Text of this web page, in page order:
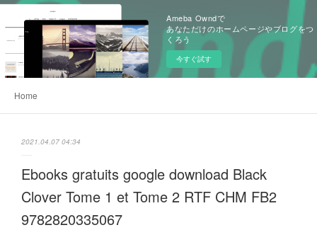
Ameba Owndで
あなただけのホームページやブログをつ
くろう
今すぐ試す
Home
2021.04.07 04:34
Ebooks gratuits google download Black
Clover Tome 1 et Tome 2 RTF CHM FB2
9782820335067